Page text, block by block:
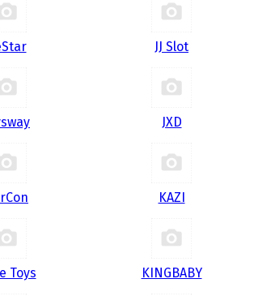
JJ Slot
JXD
KAZI
Toys KINGBABY